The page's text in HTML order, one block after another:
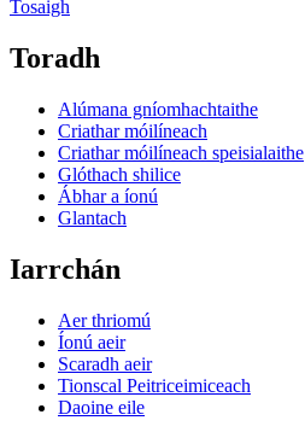
Tosaigh
Toradh
Alúmana gníomhachtaithe
Criathar móilíneach
Criathar móilíneach speisialaithe
Glóthach shilice
Ábhar a íonú
Glantach
Iarrchán
Aer thriomú
Íonú aeir
Scaradh aeir
Tionscal Peitriceimiceach
Daoine eile